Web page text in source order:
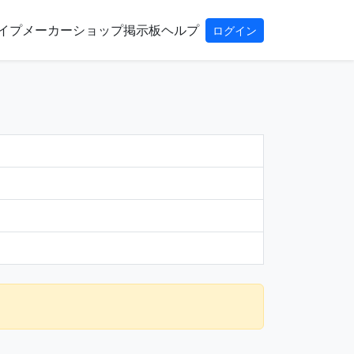
プメーカーショップ掲示板ヘルプ ログイン